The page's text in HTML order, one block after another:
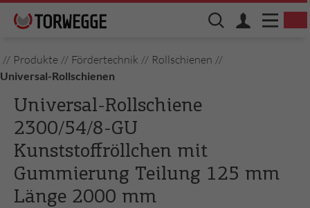
// Produkte // Fördertechnik // Rollschienen //
Universal-Rollschienen
Universal-Rollschiene
2300/54/8-GU
Kunststoffröllchen mit
Gummierung Teilung 125 mm
Länge 2000 mm